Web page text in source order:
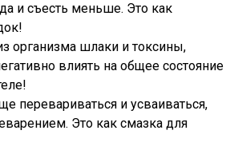
и съесть меньше. Это как
организма шлаки и токсины,
влиять на общее состояние
перевариваться и усваиваться,
Это как смазка для